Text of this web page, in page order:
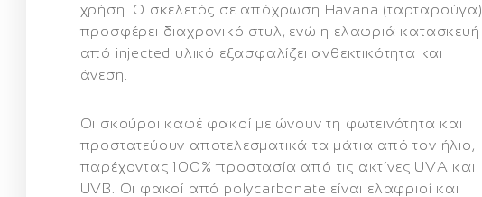
χρήση. Ο σκελετός σε απόχρωση Havana (ταρταρούγα)
προσφέρει διαχρονικό στυλ, ενώ η ελαφριά κατασκευή
από injected υλικό εξασφαλίζει ανθεκτικότητα και
άνεση.
Οι σκούροι καφέ φακοί μειώνουν τη φωτεινότητα και
προστατεύουν αποτελεσματικά τα μάτια από τον ήλιο,
παρέχοντας 100% προστασία από τις ακτίνες UVA και
UVB
. Οι φακοί από polycarbonate είναι ελαφριοί και